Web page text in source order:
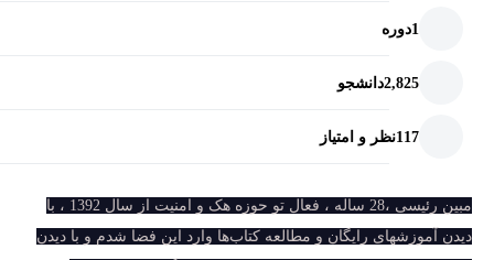
1دوره
2,825دانشجو
117نظر و امتیاز
مبین رئیسی ،28 ساله ، فعال تو حوزه هک و امنیت از سال 1392 ، با
دیدن آموزشهای رایگان و مطالعه کتاب‌ها وارد این فضا شدم و با دیدن